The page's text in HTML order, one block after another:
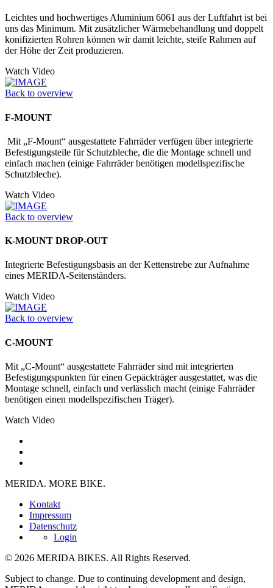
Leichtes und hochwertiges Aluminium 6061 aus der Luftfahrt ist bei
uns das Minimum. Mit zusätzlicher Wärmebehandlung und doppelt
konifizierten Rohren können wir damit leichte, steife Rahmen auf
der Höhe der Zeit produzieren.
Watch Video
Back to overview
F-MOUNT
Mit „F-Mount“ ausgestattete Fahrräder verfügen über integrierte
Befestigungs­teile für Schutzbleche, die die Montage schnell und
einfach machen (einige Fahrräder benötigen modellspezifische
Schutzbleche).
Watch Video
Back to overview
K-MOUNT DROP-OUT
Integrierte Befestigungsbasis an der Kettenstrebe zur Aufnahme
eines MERIDA-Seitenständers.
Watch Video
Back to overview
C-MOUNT
Mit „C-Mount“ ausgestattete Fahrräder sind mit integrierten
Befestigungspunkten für einen Gepäckträger ausgestattet, was die
Montage schnell, einfach und verlässlich macht (einige Fahrräder
benötigen einen modellspezifischen Träger).
Watch Video
MERIDA. MORE BIKE.
Kontakt
Impressum
Datenschutz
Login
© 2026 MERIDA BIKES. All Rights Reserved.
Subject to change. Due to continuing development and design,